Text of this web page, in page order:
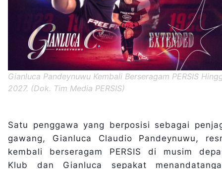
Gianluca Pandeynuwu Kembali Berseragam PERSIS
2027. (Dok. Tim Media PERSIS)
Satu penggawa yang berposisi sebagai
gawang, Gianluca Claudio Pandeynuwu,
kembali berseragam PERSIS di musim
Klub dan Gianluca sepakat